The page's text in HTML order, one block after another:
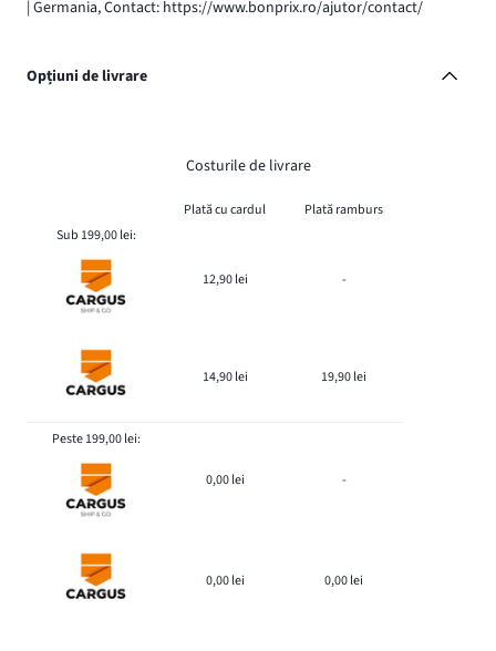
| Germania, Contact: https://www.bonprix.ro/ajutor/contact/
Opțiuni de livrare
Costurile de livrare
Plată cu cardul
Plată ramburs
Sub 199,00 lei:
12,90 lei -
14,90 lei 19,90 lei
Peste 199,00 lei:
0,00 lei -
0,00 lei 0,00 lei